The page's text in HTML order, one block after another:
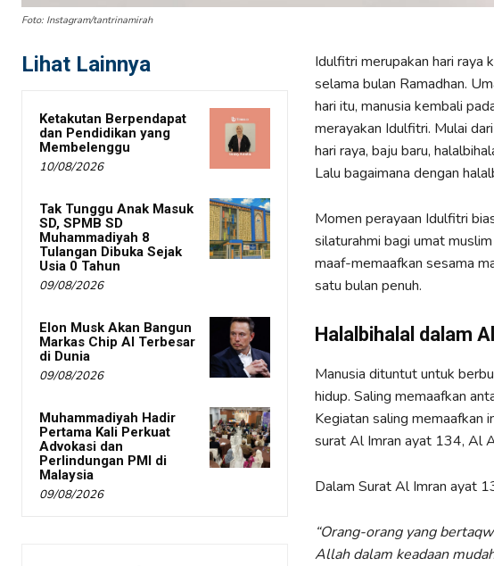
Foto: Instagram/tantrinamirah
Lihat Lainnya
Ketakutan Berpendapat
dan Pendidikan yang
Membelenggu
10/08/2026
Tak Tunggu Anak Masuk
SD, SPMB SD
Muhammadiyah 8
Tulangan Dibuka Sejak
Usia 0 Tahun
09/08/2026
Elon Musk Akan Bangun
Markas Chip AI Terbesar
di Dunia
09/08/2026
Muhammadiyah Hadir
Pertama Kali Perkuat
Advokasi dan
Perlindungan PMI di
Malaysia
09/08/2026
Idulfitri merupakan hari raya
selama bulan Ramadhan.
hari itu, manusia kembali
merayakan Idulfitri. Mulai
hari raya, baju baru,
Lalu bagaimana dengan
Momen perayaan Idulfitri
silaturahmi bagi umat
maaf-memaafkan sesama
satu bulan penuh.
Halalbihalal dalam
Manusia dituntut untuk
hidup. Saling memaafkan
Kegiatan saling memaafkan
surat Al Imran ayat 134, Al
Dalam Surat Al Imran ayat
“Orang-orang yang
Allah dalam keadaan